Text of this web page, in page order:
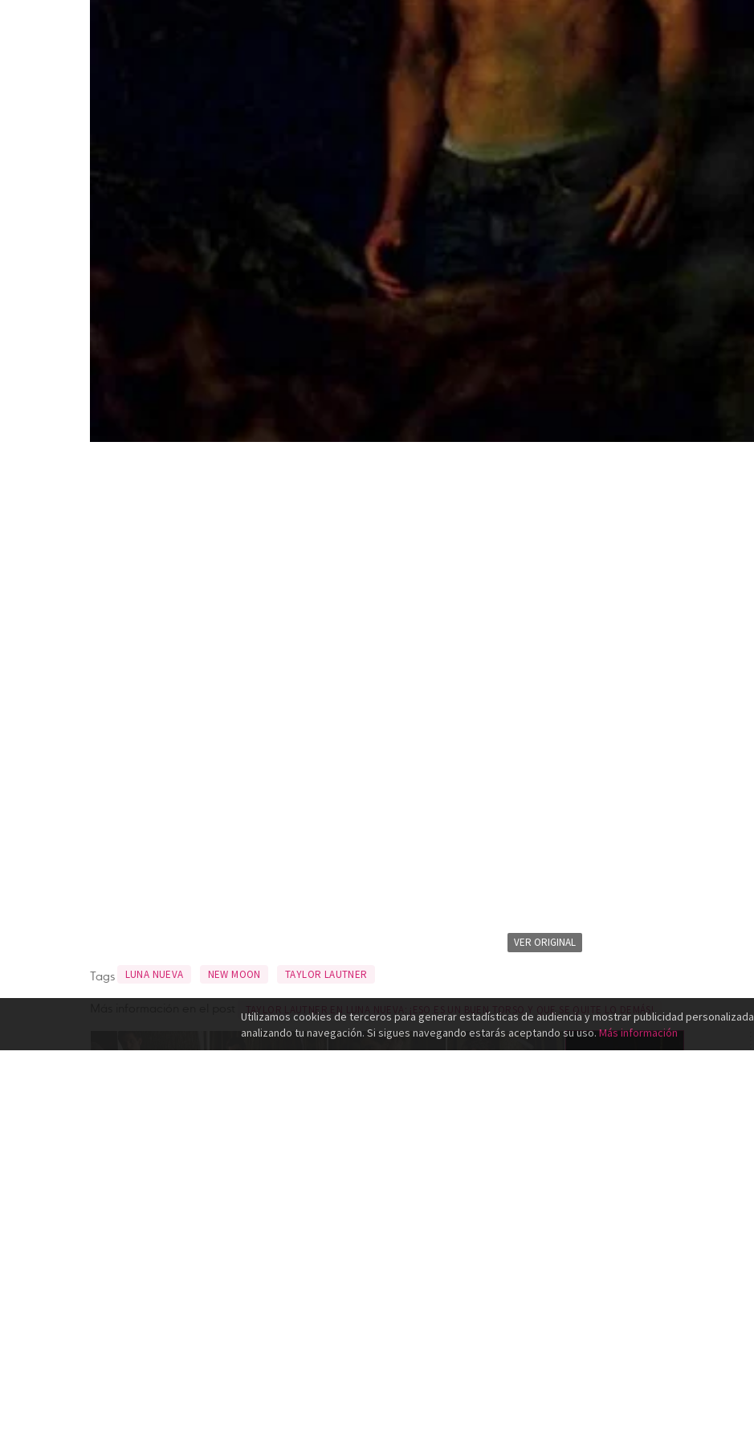
VER ORIGINAL
Tags LUNA NUEVA NEW MOON TAYLOR LAUTNER
TAYLOR LAUTNER EN LUNA NUEVA: ¡ESO ES UN BUEN TORSO Y QUE SE QUITE LO DEMÁS!
Utilizamos cookies de terceros para generar estadísticas de audiencia y mostrar publicidad personalizada
analizando tu navegación. Si sigues navegando estarás aceptando su uso.Más información